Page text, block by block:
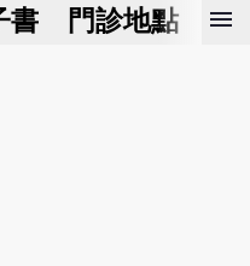
書 門診地點 預
menu